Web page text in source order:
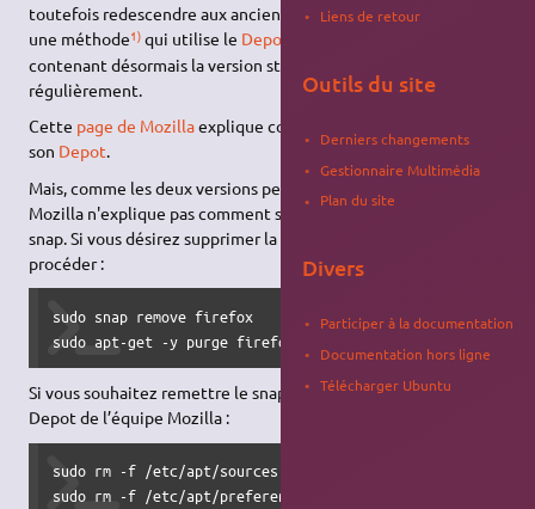
toutefois redescendre aux anciennes versions E.S.R., il existe
une méthode1) qui utilise le Depot
contenant désormais la version standard de Firefox, mise à jour
régulièrement.
Cette page de Mozillaexplique comment installer Firefox via
son Depot.
Mais, comme les deux versions peuvent co-exister, l'équipe de
Mozilla n'explique pas comment supprimer Firefox version
snap. Si vous désirez supprimer la version snap, voici comment
procéder :
sudo snap remove firefox
sudo apt-get -y purge firefox
Si vous souhaitez remettre le snap, il suffit de supprimer le
Depot de l’équipe Mozilla :
sudo rm -f /etc/apt/sources.list.d/mozilla.list
sudo rm -f /etc/apt/preferences.d/mozilla
Liens de retour
Outils du site
Derniers changements
Gestionnaire Multimédia
Plan du site
Divers
Participer à la documentation
Documentation hors ligne
Télécharger Ubuntu